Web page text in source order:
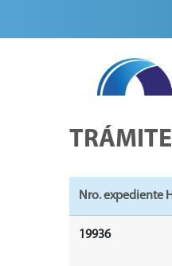
Nro. expediente
19936